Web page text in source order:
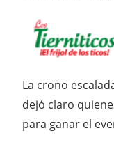
La crono
dejó claro
para ganar el